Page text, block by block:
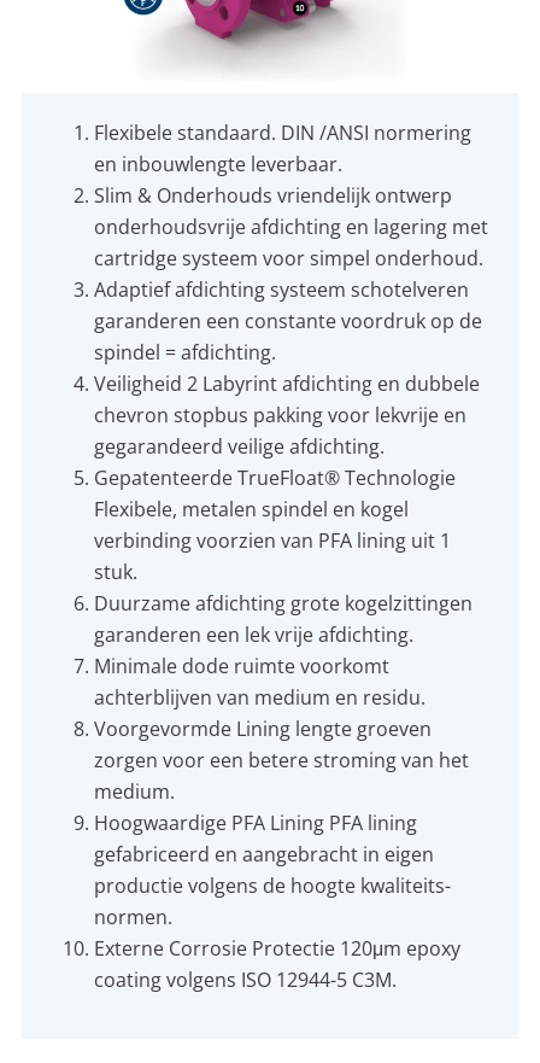
Flexibele standaard. DIN /ANSI normering
en inbouwlengte leverbaar.
Slim & Onderhouds vriendelijk ontwerp
onderhoudsvrije afdichting en lagering met
cartridge systeem voor simpel onderhoud.
Adaptief afdichting systeem schotelveren
garanderen een constante voordruk op de
spindel = afdichting.
Veiligheid 2 Labyrint afdichting en dubbele
chevron stopbus pakking voor lekvrije en
gegarandeerd veilige afdichting.
Gepatenteerde TrueFloat® Technologie
Flexibele, metalen spindel en kogel
verbinding voorzien van PFA lining uit 1
stuk.
Duurzame afdichting grote kogelzittingen
garanderen een lek vrije afdichting.
Minimale dode ruimte voorkomt
achterblijven van medium en residu.
Voorgevormde Lining lengte groeven
zorgen voor een betere stroming van het
medium.
Hoogwaardige PFA Lining PFA lining
gefabriceerd en aangebracht in eigen
productie volgens de hoogte kwaliteits-
normen.
Externe Corrosie Protectie 120μm epoxy
coating volgens ISO 12944-5 C3M.